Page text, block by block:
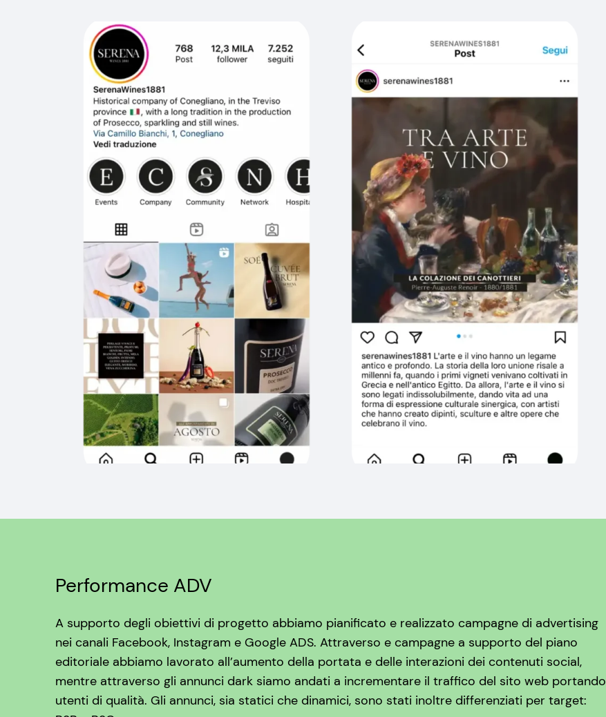
Performance ADV
A supporto degli obiettivi di progetto abbiamo pianificato e realizzato campagne di advertising
nei canali Facebook, Instagram e Google ADS. Attraverso e campagne a supporto del piano
editoriale abbiamo lavorato all’aumento della portata e delle interazioni dei contenuti social,
mentre attraverso gli annunci dark siamo andati a incrementare il traffico del sito web portando
utenti di qualità. Gli annunci, sia statici che dinamici, sono stati inoltre differenziati per target: